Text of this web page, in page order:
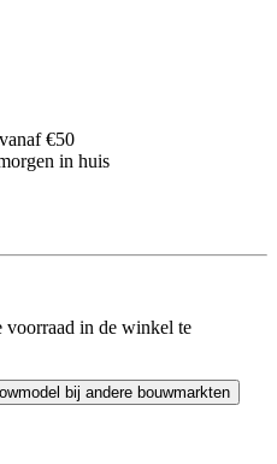
€50
in huis
voorraad in de winkel te
bij andere bouwmarkten